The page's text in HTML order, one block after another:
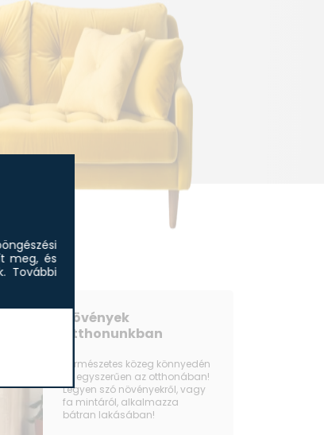
Növények
otthonunkban
Természetes közeg könnyedén
és egyszerűen az otthonában!
Legyen szó növényekről, vagy
fa mintáról, alkalmazza
bátran lakásában!
meg, és
További